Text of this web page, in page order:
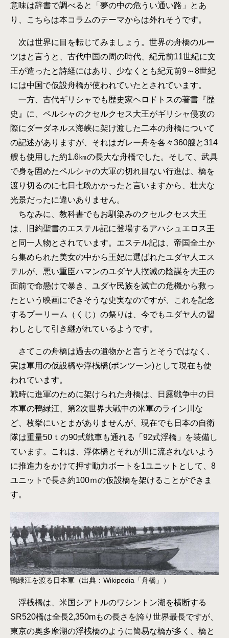
意味は辞書で調べると「夢の中の危うい通い路」とあ
り、こちらは本コラムのテーマからは外れそうです。
次は世界に目を転じてみましょう。世界の舟橋のルー
ツはと言うと、古代中国の周の時代、紀元前11世紀に文
王が造ったと詩経にはあり、少なくとも紀元前9～8世紀
には中国で仮設舟橋が使われていたとされています。
一方、古代ギリシャでも歴史家ヘロドトスの著書『歴
史』に、ペルシャのクセルクセス大王がギリシャ侵攻の
際にダーダネルス海峡に架け渡した二本の舟橋について
の記述がありますが、それはガレー舟を各々360艘と314
艘も使用した約1.6㎞の長大な舟橋でした。そして、武具
で身を固めたペルシャの大軍の切れ目ない行進は、橋を
渡り切るのに七日七晩かかったと言いますから、壮大な
光景だったに違いありません。
ちなみに、教科書でもお馴染みのクセルクセス大王
は、旧約聖書のエステル記に登場するアハシュエロス王
と同一人物とされています。エステル記は、帝国全土か
ら集められた美女の中から王妃に選ばれたユダヤ人エス
テルが、悪い重臣ハマンのユダヤ人撲滅の陰謀を大王の
面前で命懸けで暴き、ユダヤ民族を滅亡の危機から救っ
たという映画にできそうな史実なのですが、これを記念
するプーリーム（くじ）の祭りは、今でもユダヤ人の習
わしとして引き継がれているようです。
さてこの舟橋は過去の遺物かと言うとそうではなく、
実は軍用の仮設橋や浮桟橋(ポンツーン)として現在も使
われています。
戦時に進軍のために架けられた舟橋は、日露戦争中の日
本軍の鴨緑江、第2次世界大戦中の米軍のライン川な
ど、枚挙にいとまがありませんが、現在でも日本の自衛
隊は重量50ｔの90式戦車も通れる「92式浮橋」を装備し
ています。これは、浮体橋とそれが川に流されないよう
に推進力をかけて押す動力ボートを1ユニットとして、8
ユニットで長さ約100ｍの仮設橋を架けることができま
す。
鴨緑江を渡る日本軍（出典：Wikipedia「舟橋」）
浮桟橋は、米国シアトルのワシントン湖を横断する
SR520橋は全長2,350mもの長さを誇り世界最長ですが、
東京の奥多摩湖の浮桟橋のように簡易な橋が多く、橋と